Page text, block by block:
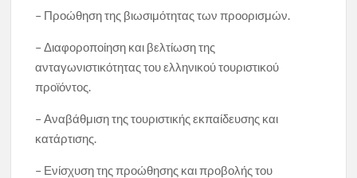
– Προώθηση της βιωσιμότητας των προορισμών.
– Διαφοροποίηση και βελτίωση της
ανταγωνιστικότητας του ελληνικού τουριστικού
προϊόντος.
– Αναβάθμιση της τουριστικής εκπαίδευσης και
κατάρτισης.
– Ενίσχυση της προώθησης και προβολής του